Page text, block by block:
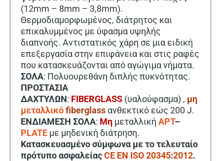
(12mm – 8mm – 3,8mm).
Θερμοδιαμορφωμένος, διάτρητος και
επικαλυμμένος με ύφασμα υψηλής
διαπνοής. Αντιστατικός χάρη σε μια ειδική
επεξεργασία στην επιφάνεια και στις ραφές
που κατασκευάζονται από αγώγιμα νήματα.
ΣΟΛΑ: Πολυουρεθάνη διπλής πυκνότητας.
ΠΡΟΣΤΑΣΙΑ
ΔΑΧΤΥΛΩΝ: FIBERGLASS (υαλούφασμα) , μη
μεταλλικόfiberglass ανθεκτικό εώς 200 J.
ΕΝΔΙΑΜΕΣΗ ΣΟΛΑ: Μη μεταλλική APT–
PLATE με μηδενική διάτρηση.
Κατασκευασμένο σύμφωνα με το τελευταίο
πρότυπο ασφαλείαςCE EN ISO 20345:2012.